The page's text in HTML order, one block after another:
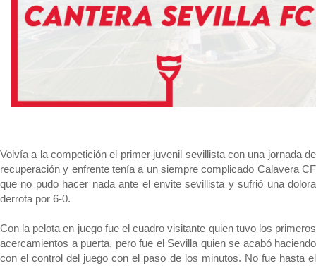
El dato que destaca a Agoumé entre las cinco
jugador del Granada CF
El Sevilla continúa con despidos y rechaza una
oferta de 420 millones por el club
Volvía a la competición el primer juvenil sevillista con una jornada de
recuperación y enfrente tenía a un siempre complicado Calavera CF
que no pudo hacer nada ante el envite sevillista y sufrió una dolora
derrota por 6-0.
Con la pelota en juego fue el cuadro visitante quien tuvo los primeros
acercamientos a puerta, pero fue el Sevilla quien se acabó haciendo
con el control del juego con el paso de los minutos. No fue hasta el